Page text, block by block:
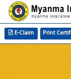
Print
E-Claim